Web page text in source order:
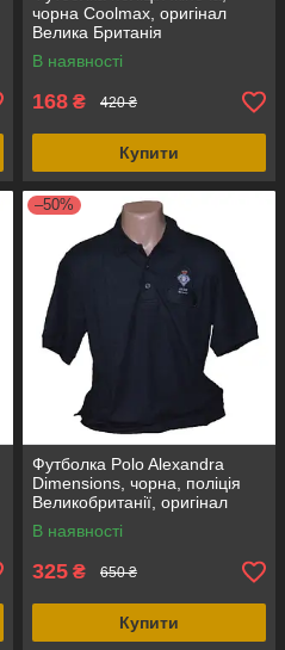
чорна Coolmax, оригінал
Велика Британія
В наявності
168 ₴ 420 ₴
Купити
–50%
Футболка Polo Alexandra
Dimensions, чорна, поліція
Великобританії, оригінал
В наявності
325 ₴ 650 ₴
Купити